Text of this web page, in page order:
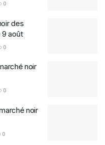
0
des
août
0
noir
0
noir
0